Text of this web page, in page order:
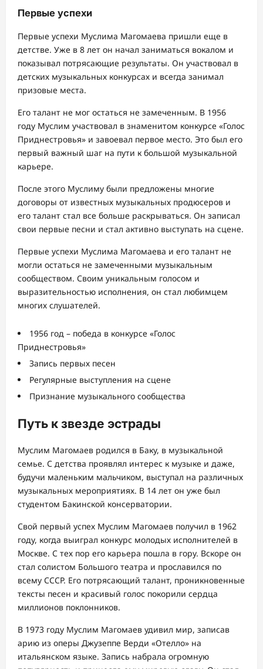
Первые успехи
Первые успехи Муслима Магомаева пришли еще в
детстве. Уже в 8 лет он начал заниматься вокалом и
показывал потрясающие результаты. Он участвовал в
детских музыкальных конкурсах и всегда занимал
призовые места.
Его талант не мог остаться не замеченным. В 1956
году Муслим участвовал в знаменитом конкурсе «Голос
Приднестровья» и завоевал первое место. Это был его
первый важный шаг на пути к большой музыкальной
карьере.
После этого Муслиму были предложены многие
договоры от известных музыкальных продюсеров и
его талант стал все больше раскрываться. Он записал
свои первые песни и стал активно выступать на сцене.
Первые успехи Муслима Магомаева и его талант не
могли остаться не замеченными музыкальным
сообществом. Своим уникальным голосом и
выразительностью исполнения, он стал любимцем
многих слушателей.
1956 год – победа в конкурсе «Голос
Приднестровья»
Запись первых песен
Регулярные выступления на сцене
Признание музыкального сообщества
Путь к звезде эстрады
Муслим Магомаев родился в Баку, в музыкальной
семье. С детства проявлял интерес к музыке и даже,
будучи маленьким мальчиком, выступал на различных
музыкальных мероприятиях. В 14 лет он уже был
студентом Бакинской консерватории.
Свой первый успех Муслим Магомаев получил в 1962
году, когда выиграл конкурс молодых исполнителей в
Москве. С тех пор его карьера пошла в гору. Вскоре он
стал солистом Большого театра и прославился по
всему СССР. Его потрясающий талант, проникновенные
тексты песен и красивый голос покорили сердца
миллионов поклонников.
В 1973 году Муслим Магомаев удивил мир, записав
арию из оперы Джузеппе Верди «Отелло» на
итальянском языке. Запись набрала огромную